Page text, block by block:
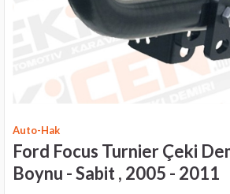
Auto-Hak
Ford Focus Turnier Çeki
Boynu - Sabit , 2005 - 2011